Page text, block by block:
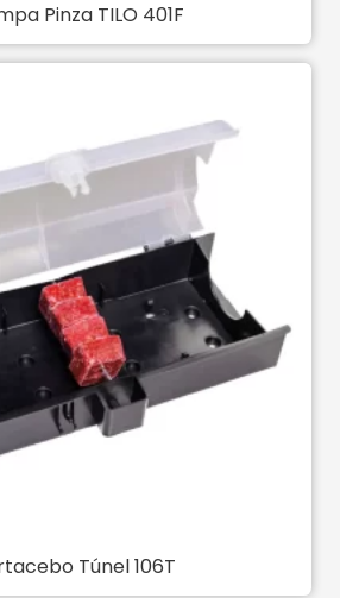
Pinza TILO 401F
Túnel 106T